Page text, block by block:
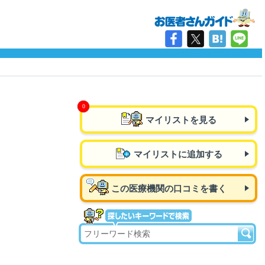
マイリストを見る
マイリストに追加する
この医療機関の口コミを書く